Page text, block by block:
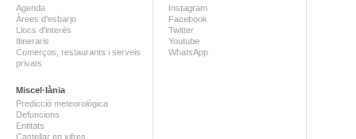
Agenda
Àrees d'esbarjo
Llocs d'interès
Itineraris
Comerços, restaurants i serveis
privats
Miscel·lània
Predicció meteorològica
Defuncions
Entitats
Castellar en xifres
Instagram
Facebook
Twitter
Youtube
WhatsApp